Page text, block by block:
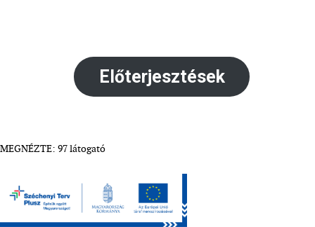
Előterjesztések
MEGNÉZTE: 97 látogató